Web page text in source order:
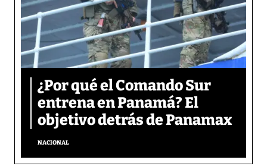
¿Por qué el Comando Sur
entrena en Panamá? El
objetivo detrás de Panamax
NACIONAL